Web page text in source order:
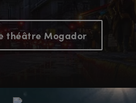
Stage
théâtre Mogador